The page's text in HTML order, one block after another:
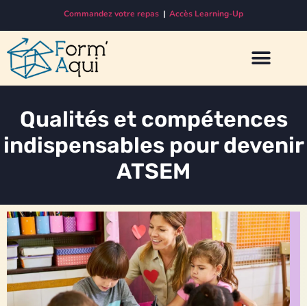
Commandez votre repas | Accès Learning-Up
Qualités et compétences
indispensables pour devenir
ATSEM